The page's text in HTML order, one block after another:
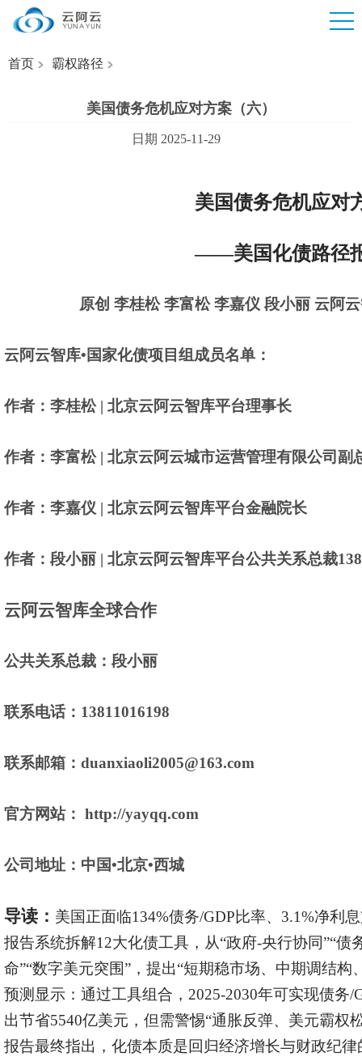
首页 霸权路径
美国债务危机应对方案（六）
日期 2025-11-29
美国债务危机应对
——美国化债路径
原创 李桂松 李富松 李嘉仪 段小丽 云阿
云阿云智库•国家化债项目组成员名单：
作者：李桂松 | 北京云阿云智库平台理事长
作者：李富松 | 北京云阿云城市运营管理有限公司副
作者：李嘉仪 | 北京云阿云智库平台金融院长
作者：段小丽 | 北京云阿云智库平台公共关系总裁
云阿云智库全球合作
公共关系总裁：段小丽
联系电话：13811016198
联系邮箱：duanxiaoli2005@163.com
官方网站： http://yayqq.com
公司地址：中国•北京•西城
导读： 美国正面临134%债务/GDP比率、3.1%净利
报告系统拆解12大化债工具，从“政府-央行协同”“债
命”“数字美元突围”，提出“短期稳市场、中期调结
预测显示：通过工具组合，2025-2030年可实现债务
出节省5540亿美元，但需警惕“通胀反弹、美元霸权
报告最终指出，化债本质是回归经济增长与财政纪